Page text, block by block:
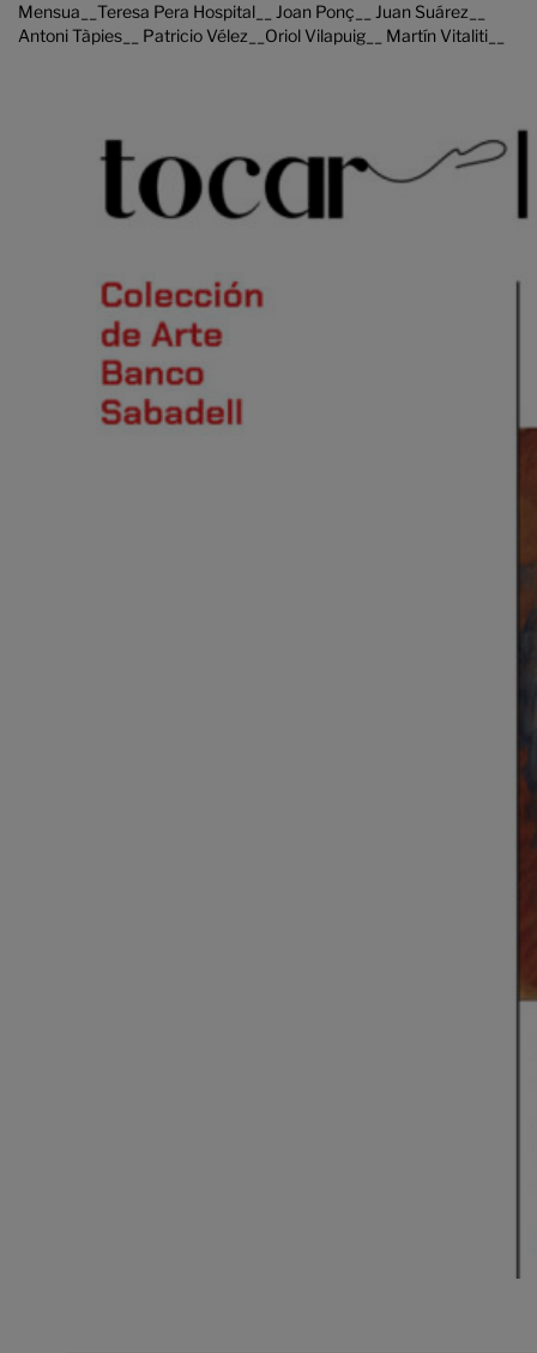
Mensua__Teresa Pera Hospital__ Joan Ponç__ Juan Suárez__
Antoni Tàpies__ Patricio Vélez__Oriol Vilapuig__ Martín Vitaliti__